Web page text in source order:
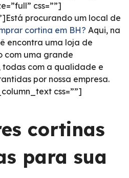
css=””]
procurando um local de
cortina em BH? Aqui, na
encontra uma loja de
com uma grande
com a qualidade e
por nossa empresa.
css=””]
cortinas
para sua